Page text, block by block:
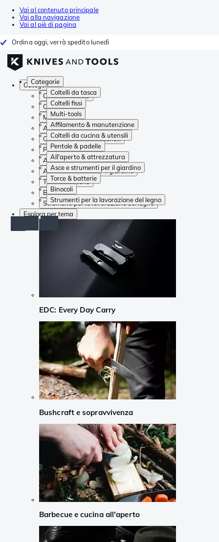
Vai al contenuto principale
Vai alla navigazione
Vai al piè di pagina
Ordina oggi, verrà spedito lunedì
Categorie
Coltelli da tasca
Coltelli fissi
Multi-tools
Affilamento & manutenzione
Coltelli da cucina & utensili
Pentole & padelle
All'aperto & attrezzatura
Asce e strumenti per il giardino
Torce & batterie
Binocoli
Strumenti per la lavorazione del legno
Categorie
Coltelli da tasca
Coltelli fissi
Multi-tools
Affilamento & manutenzione
Coltelli da cucina & utensili
Pentole & padelle
All'aperto & attrezzatura
Asce e strumenti per il giardino
Torce & batterie
Binocoli
Strumenti per la lavorazione del legno
Esplora per tema
EDC: Every Day Carry
Bushcraft e sopravvivenza
Barbecue e cucina all'aperto